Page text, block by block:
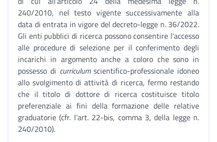
240/2010, nel testo vigente successivamente alla
data di entrata in vigore del decreto-legge n. 36/2022.
Gli enti pubblici di ricerca possono consentire l'accesso
alle procedure di selezione per il conferimento degli
incarichi in argomento anche a coloro che sono in
possesso di curriculumscientifico-professionale idoneo
allo svolgimento di attività di ricerca, fermo restando
che il titolo di dottore di ricerca costituisce titolo
preferenziale ai fini della formazione delle relative
graduatorie (cfr. l’art. 22-bis, comma 3, della legge n.
240/2010).